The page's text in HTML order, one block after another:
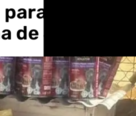
el
de Jesús